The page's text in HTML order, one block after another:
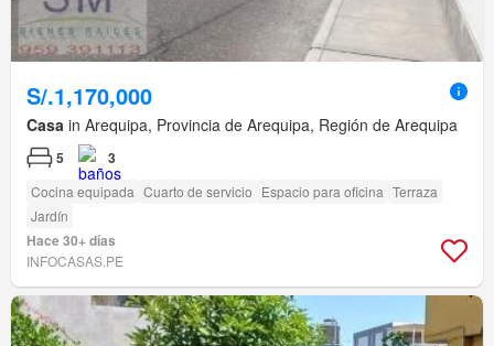
S/.1,170,000
Casa in Arequipa, Provincia de Arequipa, Región de Arequipa
5 3
Cocina equipada Cuarto de servicio Espacio para oficina Terraza
Jardín
Hace 30+ días
INFOCASAS.PE